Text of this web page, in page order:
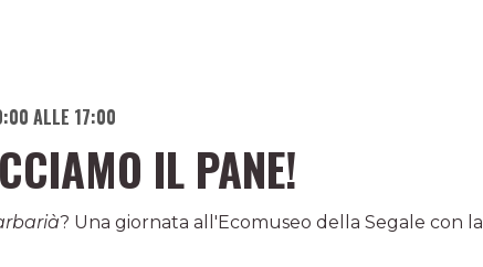
ALLE 17:00
IL PANE!
? Una giornata all'Ecomuseo della Segale con la